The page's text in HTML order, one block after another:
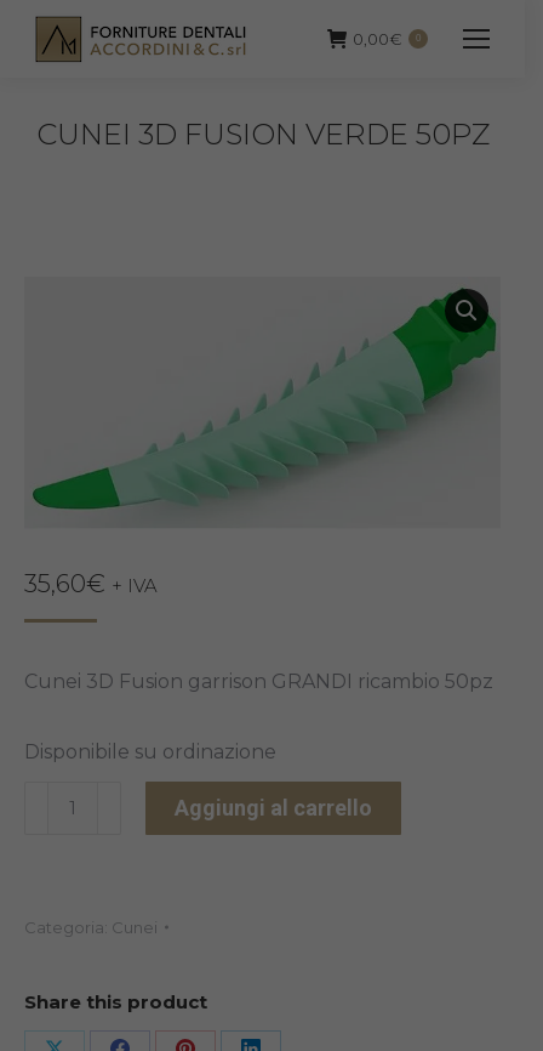
0,00€ 0
CUNEI 3D FUSION VERDE 50PZ
35,60€ + IVA
Cunei 3D Fusion garrison GRANDI ricambio 50pz
Disponibile su ordinazione
CUNEI
50PZ
Aggiungi al carrello
Categoria: Cunei
Share this product